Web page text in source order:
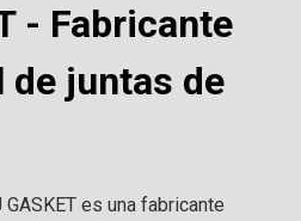
- Fabricante
juntas de
es una fabricante